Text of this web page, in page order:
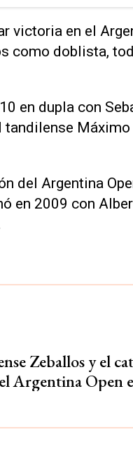
victoria en el
como doblista,
en dupla con
Máximo
del Argentina
en 2009 con
Zeballos y el
Argentina Open